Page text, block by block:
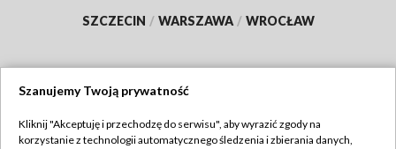
SZCZECIN / WARSZAWA / WROCŁAW
TVP
Szanujemy Twoją prywatność
Kliknij "Akceptuję i przechodzę do serwisu", aby wyrazić zgody na
korzystanie z technologii automatycznego śledzenia i zbierania danych,